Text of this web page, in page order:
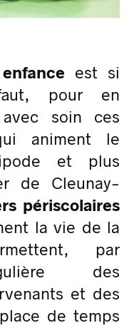
est si
pour en
soin ces
animent le
et plus
de Cleunay-
périscolaires
la vie de la
par
des
et des
de temps